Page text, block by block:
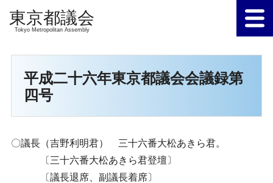
Tokyo Metropolitan Assembly
平成二十六年東京都議会会議録第
四号
〇議長（吉野利明君） 三十六番大松あきら君。
〔三十六番大松あきら君登壇〕
〔議長退席、副議長着席〕